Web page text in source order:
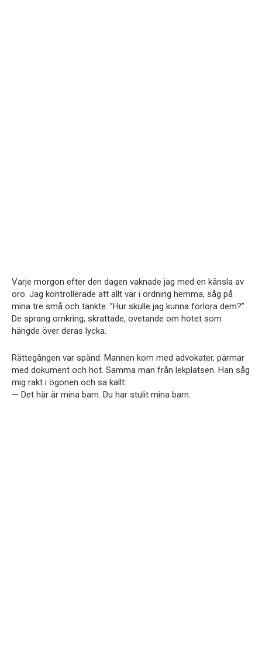
Varje morgon efter den dagen vaknade jag med en känsla av
oro. Jag kontrollerade att allt var i ordning hemma, såg på
mina tre små och tänkte: ”Hur skulle jag kunna förlora dem?”
De sprang omkring, skrattade, ovetande om hotet som
hängde över deras lycka.
Rättegången var spänd. Mannen kom med advokater, pärmar
med dokument och hot. Samma man från lekplatsen. Han såg
mig rakt i ögonen och sa kallt:
— Det här är mina barn. Du har stulit mina barn.